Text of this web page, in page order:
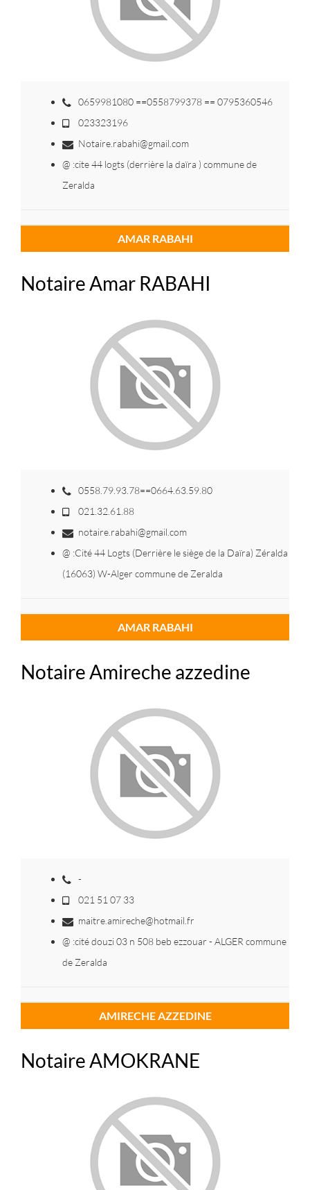
0659981080 ==0558799378 == 0795360546
023323196
Notaire.rabahi@gmail.com
@ :cite 44 logts (derrière la daïra ) commune de
Zeralda
AMAR RABAHI
Notaire Amar RABAHI
0558.79.93.78==0664.63.59.80
021.32.61.88
notaire.rabahi@gmail.com
@ :Cité 44 Logts (Derrière le siège de la Daïra) Zéralda
(16063) W-Alger commune de Zeralda
AMAR RABAHI
Notaire Amireche azzedine
-
021 51 07 33
maitre.amireche@hotmail.fr
@ :cité douzi 03 n 508 beb ezzouar - ALGER commune
de Zeralda
AMIRECHE AZZEDINE
Notaire AMOKRANE